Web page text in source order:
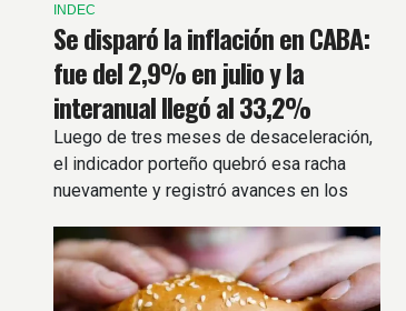
INDEC
Se disparó la inflación en CABA:
fue del 2,9% en julio y la
interanual llegó al 33,2%
Luego de tres meses de desaceleración,
el indicador porteño quebró esa racha
nuevamente y registró avances en los